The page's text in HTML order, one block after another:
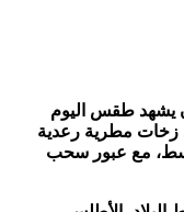
يشهد طقس اليوم
زخات مطرية رعدية
مع عبور سحب